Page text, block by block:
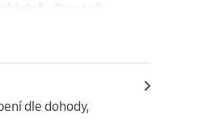
úplně přirozeně.
tipů a šablon, gel
dle dohody,